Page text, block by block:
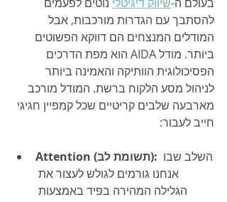
להסתבך עם הגדרות מורכבות, אבל
המודלים המנצחים הם דווקא הפשוטים
ביותר. מודל AIDA הוא מפת הדרכים
הפסיכולוגית הוותיקה והאמינה ביותר
לניהול מסע הלקוח ברשת. המודל מורכב
מארבעה שלבים קריטיים שכל קמפיין חגיגי
חייב לעבור:
Attention (תשומת לב):
אנחנו גורמים לגולש לעצור את
הגלילה המהירה בפיד באמצעות